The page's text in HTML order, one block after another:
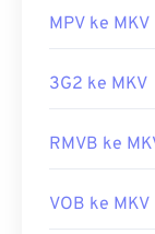
MPV ke MKV
3G2 ke MKV
RMVB ke
VOB ke MKV